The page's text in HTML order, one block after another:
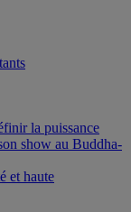
la puissance
show au Buddha-
et haute